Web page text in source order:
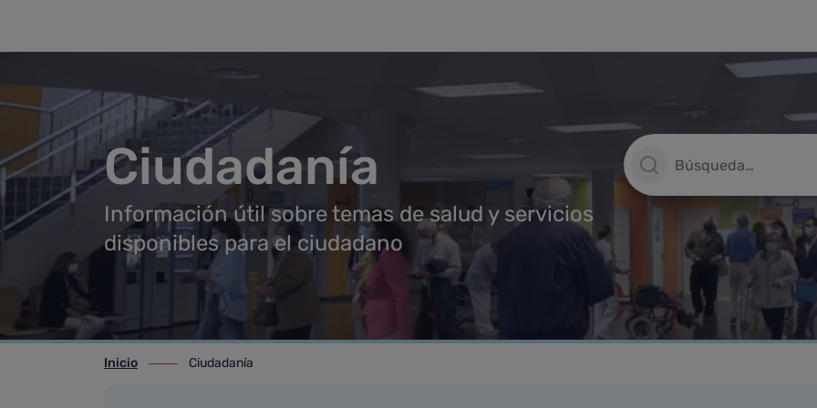
Ciudadanía
Información útil sobre temas de salud y servicios
disponibles para el ciudadano
Barra de búsqueda
ir-a inicio
Inicio
ir-a Ciudadanía
Ciudadanía